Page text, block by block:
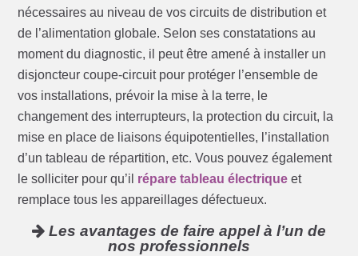
nécessaires au niveau de vos circuits de distribution et
de l’alimentation globale. Selon ses constatations au
moment du diagnostic, il peut être amené à installer un
disjoncteur coupe-circuit pour protéger l’ensemble de
vos installations, prévoir la mise à la terre, le
changement des interrupteurs, la protection du circuit, la
mise en place de liaisons équipotentielles, l’installation
d’un tableau de répartition, etc. Vous pouvez également
le solliciter pour qu’il répare tableau électrique et
remplace tous les appareillages défectueux.
Les avantages de faire appel à l’un de
nos professionnels